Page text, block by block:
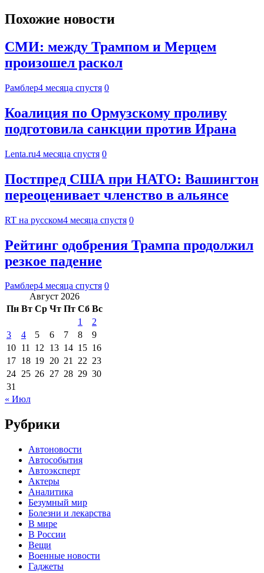
Похожие новости
СМИ: между Трампом и Мерцем
произошел раскол
Рамблер4 месяца спустя 0
Коалиция по Ормузскому проливу
подготовила санкции против Ирана
Lenta.ru4 месяца спустя 0
Постпред США при НАТО: Вашингтон
переоценивает членство в альянсе
RT на русском4 месяца спустя 0
Рейтинг одобрения Трампа продолжил
резкое падение
Рамблер4 месяца спустя 0
Август 2026
Пн Вт Ср Чт Пт Сб Вс
1
2
3
4 5 6 7 8
9
10 11 12 13 14 15 16
17 18 19 20 21 22 23
24 25 26 27 28 29 30
31
« Июл
Рубрики
Автоновости
Автособытия
Автоэксперт
Актеры
Аналитика
Безумный мир
Болезни и лекарства
В мире
В России
Вещи
Военные новости
Гаджеты